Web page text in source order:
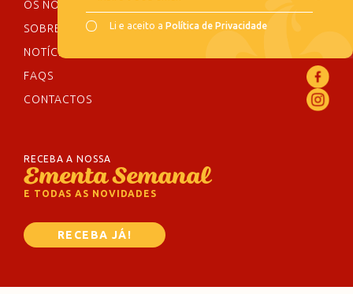
Li e aceito a Política de Privacidade
OS NOSSOS SABORES
SOBRE NÓS
NOTÍCIAS
FAQS
CONTACTOS
RECEBA A NOSSA
Ementa Semanal
E TODAS AS NOVIDADES
RECEBA JÁ!